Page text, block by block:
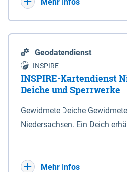
Mehr Infos
Geodatendienst
INSPIRE
INSPIRE-Kartendienst
Deiche und Sperrwerke
Gewidmete Deiche
Niedersachsen. Ein Deich
Deichbehörde durch
Mehr Infos